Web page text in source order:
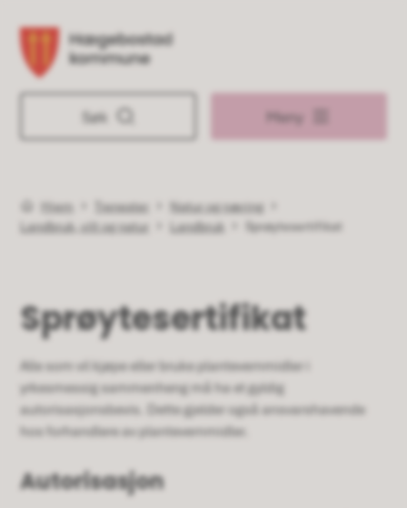
Hægebostad kommune
Søk Meny
Du er her:
Hjem Tjenester
Natur og næring
Landbruk, vilt og natur
Landbruk Sprøytesertifikat
Sprøytesertifikat
Alle som vil kjøpe eller bruke plantevernmidler i
yrkesmessig sammenheng må ha et gyldig
autorisasjonsbevis. Dette gjelder også ansvarshavende
hos forhandlere av plantevernmidler.
Autorisasjon